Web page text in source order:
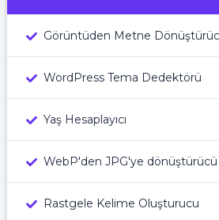
Görüntüden Metne
WordPress Tema Dedektörü
Yaş Hesaplayıcı
WebP'den JPG'ye dönüştürücü
Rastgele Kelime Oluşturucu